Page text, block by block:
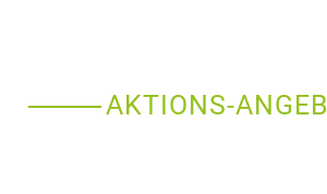
AKTIONS-